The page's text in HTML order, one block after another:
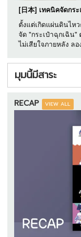
[日本] เทคนิคจัดกร
ตั้งแต่เกิดแผ่นดินไห
จัด "กระเป๋าฉุกเฉิน
ไม่เสียใจภายหลัง
มุมนี้มีสาระ
RECAP VIEW ALL